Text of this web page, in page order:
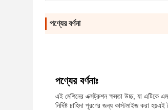
পণ্যের বর্ণনা
পণ্যের বর্ণনাঃ
এই মেশিনের এক্সট্রুশন ক্ষমতা উচ্চ, যা এটিকে
নির্দিষ্ট চাহিদা পূরণের জন্য কাস্টমাইজ করা